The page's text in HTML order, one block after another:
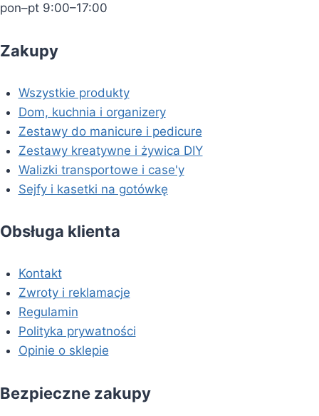
pon–pt 9:00–17:00
Zakupy
Wszystkie produkty
Dom, kuchnia i organizery
Zestawy do manicure i pedicure
Zestawy kreatywne i żywica DIY
Walizki transportowe i case'y
Sejfy i kasetki na gotówkę
Obsługa klienta
Kontakt
Zwroty i reklamacje
Regulamin
Polityka prywatności
Opinie o sklepie
Bezpieczne zakupy